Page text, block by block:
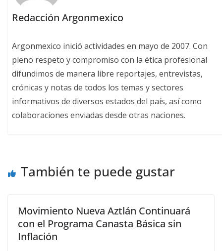
Redacción Argonmexico
Argonmexico inició actividades en mayo de 2007. Con
pleno respeto y compromiso con la ética profesional
difundimos de manera libre reportajes, entrevistas,
crónicas y notas de todos los temas y sectores
informativos de diversos estados del país, así como
colaboraciones enviadas desde otras naciones.
También te puede gustar
Movimiento Nueva Aztlán Continuará
con el Programa Canasta Básica sin
Inflación